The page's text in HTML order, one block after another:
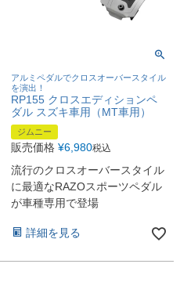
アルミペダルでクロスオーバースタイル
を演出！
RP155 クロスエディションペ
ダル スズキ車用（MT車用）
ジムニー
販売価格 ¥6,980税込
流行のクロスオーバースタイル
に最適なRAZOスポーツペダル
が車種専用で登場
詳細を見る